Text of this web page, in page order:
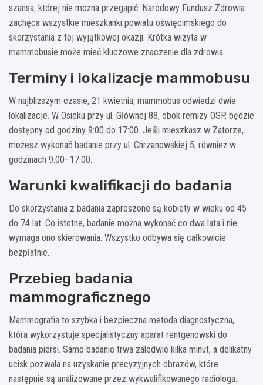
szansa, której nie można przegapić. Narodowy Fundusz Zdrowia
zachęca wszystkie mieszkanki powiatu oświęcimskiego do
skorzystania z tej wyjątkowej okazji. Krótka wizyta w
mammobusie może mieć kluczowe znaczenie dla zdrowia.
Terminy i lokalizacje mammobusu
W najbliższym czasie, 21 kwietnia, mammobus odwiedzi dwie
lokalizacje. W Osieku przy ul. Głównej 88, obok remizy OSP, będzie
dostępny od godziny 9:00 do 17:00. Jeśli mieszkasz w Zatorze,
możesz wykonać badanie przy ul. Chrzanowskiej 5, również w
godzinach 9:00–17:00.
Warunki kwalifikacji do badania
Do skorzystania z badania zaproszone są kobiety w wieku od 45
do 74 lat. Co istotne, badanie można wykonać co dwa lata i nie
wymaga ono skierowania. Wszystko odbywa się całkowicie
bezpłatnie.
Przebieg badania
mammograficznego
Mammografia to szybka i bezpieczna metoda diagnostyczna,
która wykorzystuje specjalistyczny aparat rentgenowski do
badania piersi. Samo badanie trwa zaledwie kilka minut, a delikatny
ucisk pozwala na uzyskanie precyzyjnych obrazów, które
następnie są analizowane przez wykwalifikowanego radiologa.